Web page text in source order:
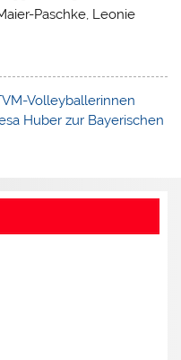
Paschke, Leonie
Volleyballerinnen
Huber zur Bayerischen